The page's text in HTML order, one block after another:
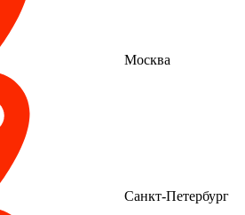
Москва
Санкт-Петербург